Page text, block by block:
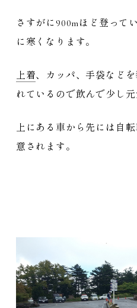
さすがに900mほど登って
に寒くなります。
上着、カッパ、手袋など
れているので飲んで少し元
上にある車から先には自
意されます。